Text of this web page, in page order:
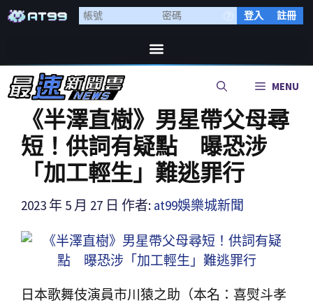
登入 註冊
MENU
《半澤直樹》男星帶父母尋
短！供詞有疑點 曝恐涉
「加工輕生」難逃罪行
2023 年 5 月 27 日 作者: at99娛樂城新聞
日本歌舞伎演員市川猿之助（本名：喜熨斗孝